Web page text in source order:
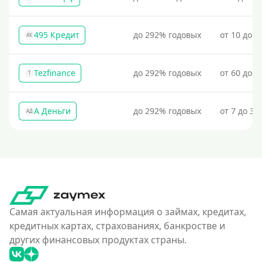
Условия
С возможностью частичного погашения
Без страховок и комиссий
Со страховкой
Повторный
Надежные
С автоматическим одобрением
Без номера телефона
На телефон
Без платных услуг и подписок
4К 495 Кредит до 292% годовых от 10 до
T Tezfinance до 292% годовых от 60 до
АД А Деньги до 292% годовых от 7 до
Самая актуальная информация о займах, кредитах,
кредитных картах, страхованиях, банкростве и
других финансовых продуктах страны.